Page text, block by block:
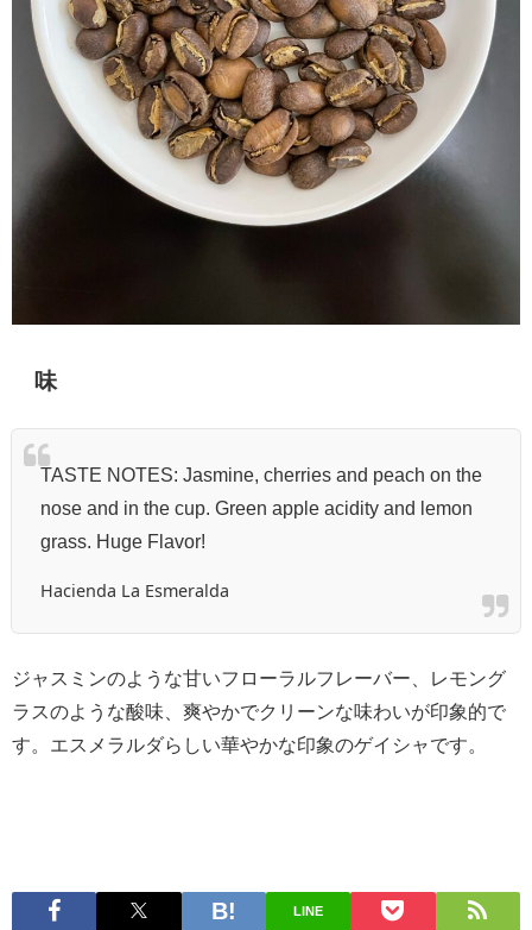
味
TASTE NOTES: Jasmine, cherries and peach on the
nose and in the cup. Green apple acidity and lemon
grass. Huge Flavor!
Hacienda La Esmeralda
ジャスミンのような甘いフローラルフレーバー、レモング
ラスのような酸味、爽やかでクリーンな味わいが印象的で
す。エスメラルダらしい華やかな印象のゲイシャです。
LINE